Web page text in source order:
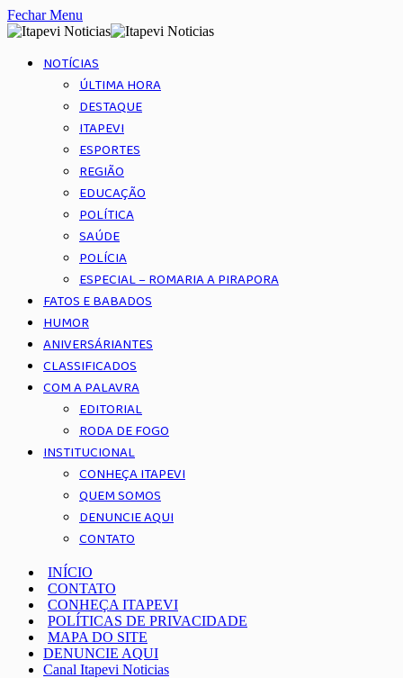
Fechar Menu
NOTÍCIAS
ÚLTIMA HORA
DESTAQUE
ITAPEVI
ESPORTES
REGIÃO
EDUCAÇÃO
POLÍTICA
SAÚDE
POLÍCIA
ESPECIAL – ROMARIA A PIRAPORA
FATOS E BABADOS
HUMOR
ANIVERSÁRIANTES
CLASSIFICADOS
COM A PALAVRA
EDITORIAL
RODA DE FOGO
INSTITUCIONAL
CONHEÇA ITAPEVI
QUEM SOMOS
DENUNCIE AQUI
CONTATO
INÍCIO
CONTATO
CONHEÇA ITAPEVI
POLÍTICAS DE PRIVACIDADE
MAPA DO SITE
DENUNCIE AQUI
Canal Itapevi Noticias